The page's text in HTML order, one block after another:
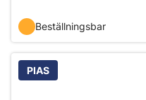
Beställningsbar
PIAS